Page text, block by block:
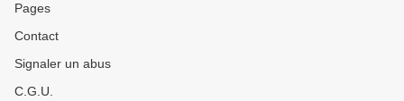
Pages
Contact
Signaler un abus
C.G.U.